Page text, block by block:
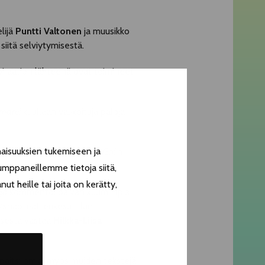
tukemiseen ja
tietoja siitä,
heille tai joita on kerätty,
Puntti Valtonen ja muusikko
selviytymisestä.
lähteenä ovat toimineet
60 vuotta siitä, kun Grön
kommentoi päivän kuumimpia
Illan